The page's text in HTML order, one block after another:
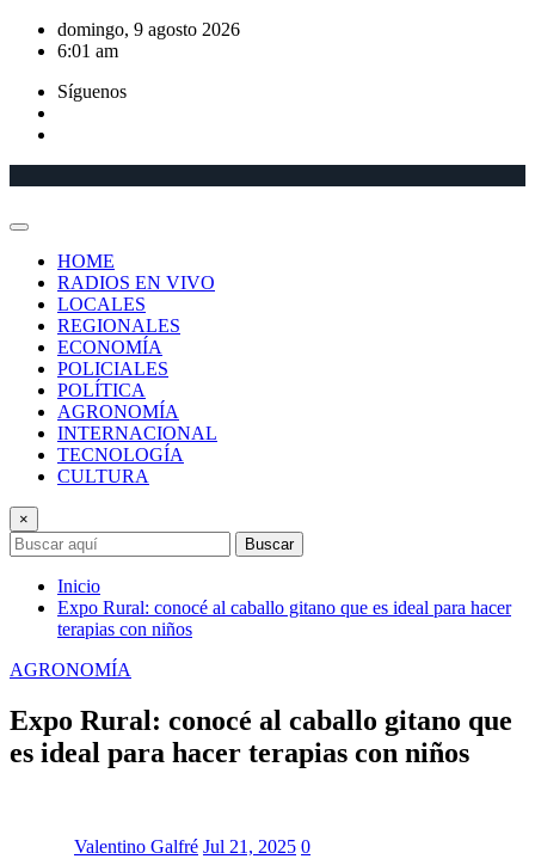
Saltar
domingo, 9 agosto 2026
6:01 am
Síguenos
HOME
RADIOS EN VIVO
LOCALES
REGIONALES
ECONOMÍA
POLICIALES
POLÍTICA
AGRONOMÍA
INTERNACIONAL
TECNOLOGÍA
CULTURA
×
Buscar
Inicio
Expo Rural: conocé al caballo gitano que es ideal para hacer
terapias con niños
AGRONOMÍA
Expo Rural: conocé al caballo gitano que
es ideal para hacer terapias con niños
Valentino Galfré Jul 21, 2025 0